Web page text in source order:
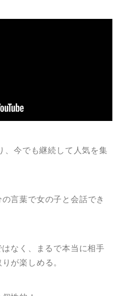
、今でも継続して人気を集
言葉で女の子と会話でき
なく、まるで本当に相手
が楽しめる。